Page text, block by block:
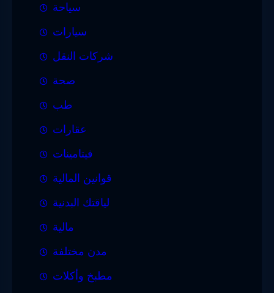
سياحة
سيارات
شركات النقل
صحة
طب
عقارات
فيتامينات
قوانين المالية
لياقتك البدنية
مالية
مدن مختلفة
مطبخ وأكلات